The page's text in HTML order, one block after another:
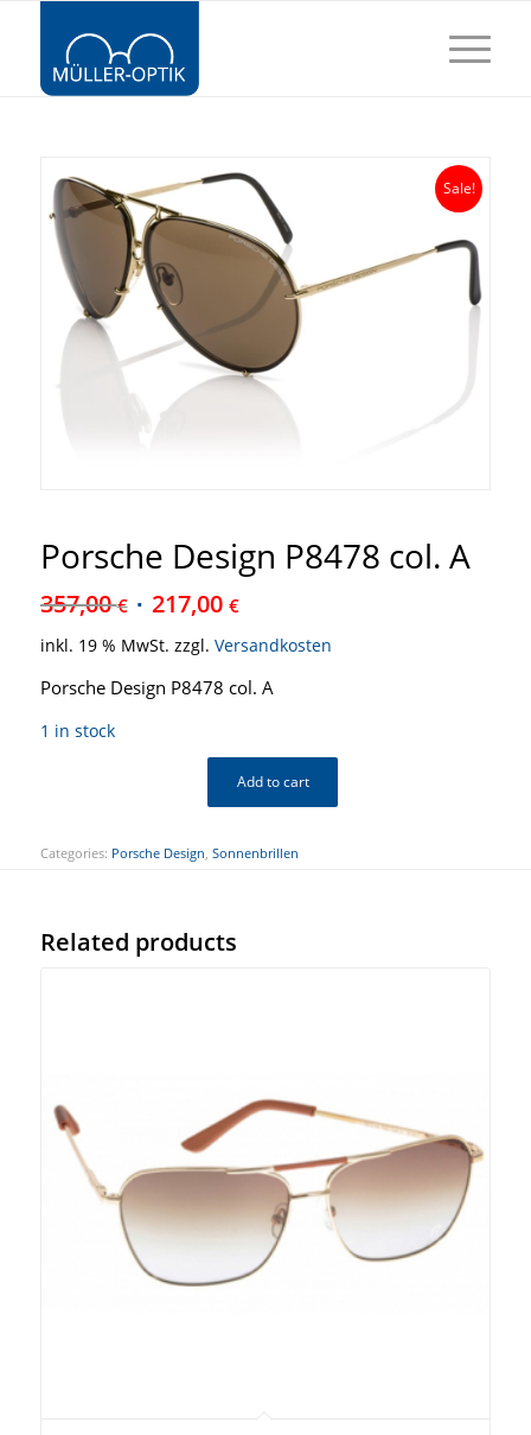
Sale!
Porsche Design P8478 col. A
357,00€ 217,00 €
inkl. 19 % MwSt. zzgl. Versandkosten
Porsche Design P8478 col. A
1 in stock
Add to cart
Categories: Porsche Design, Sonnenbrillen
Related products